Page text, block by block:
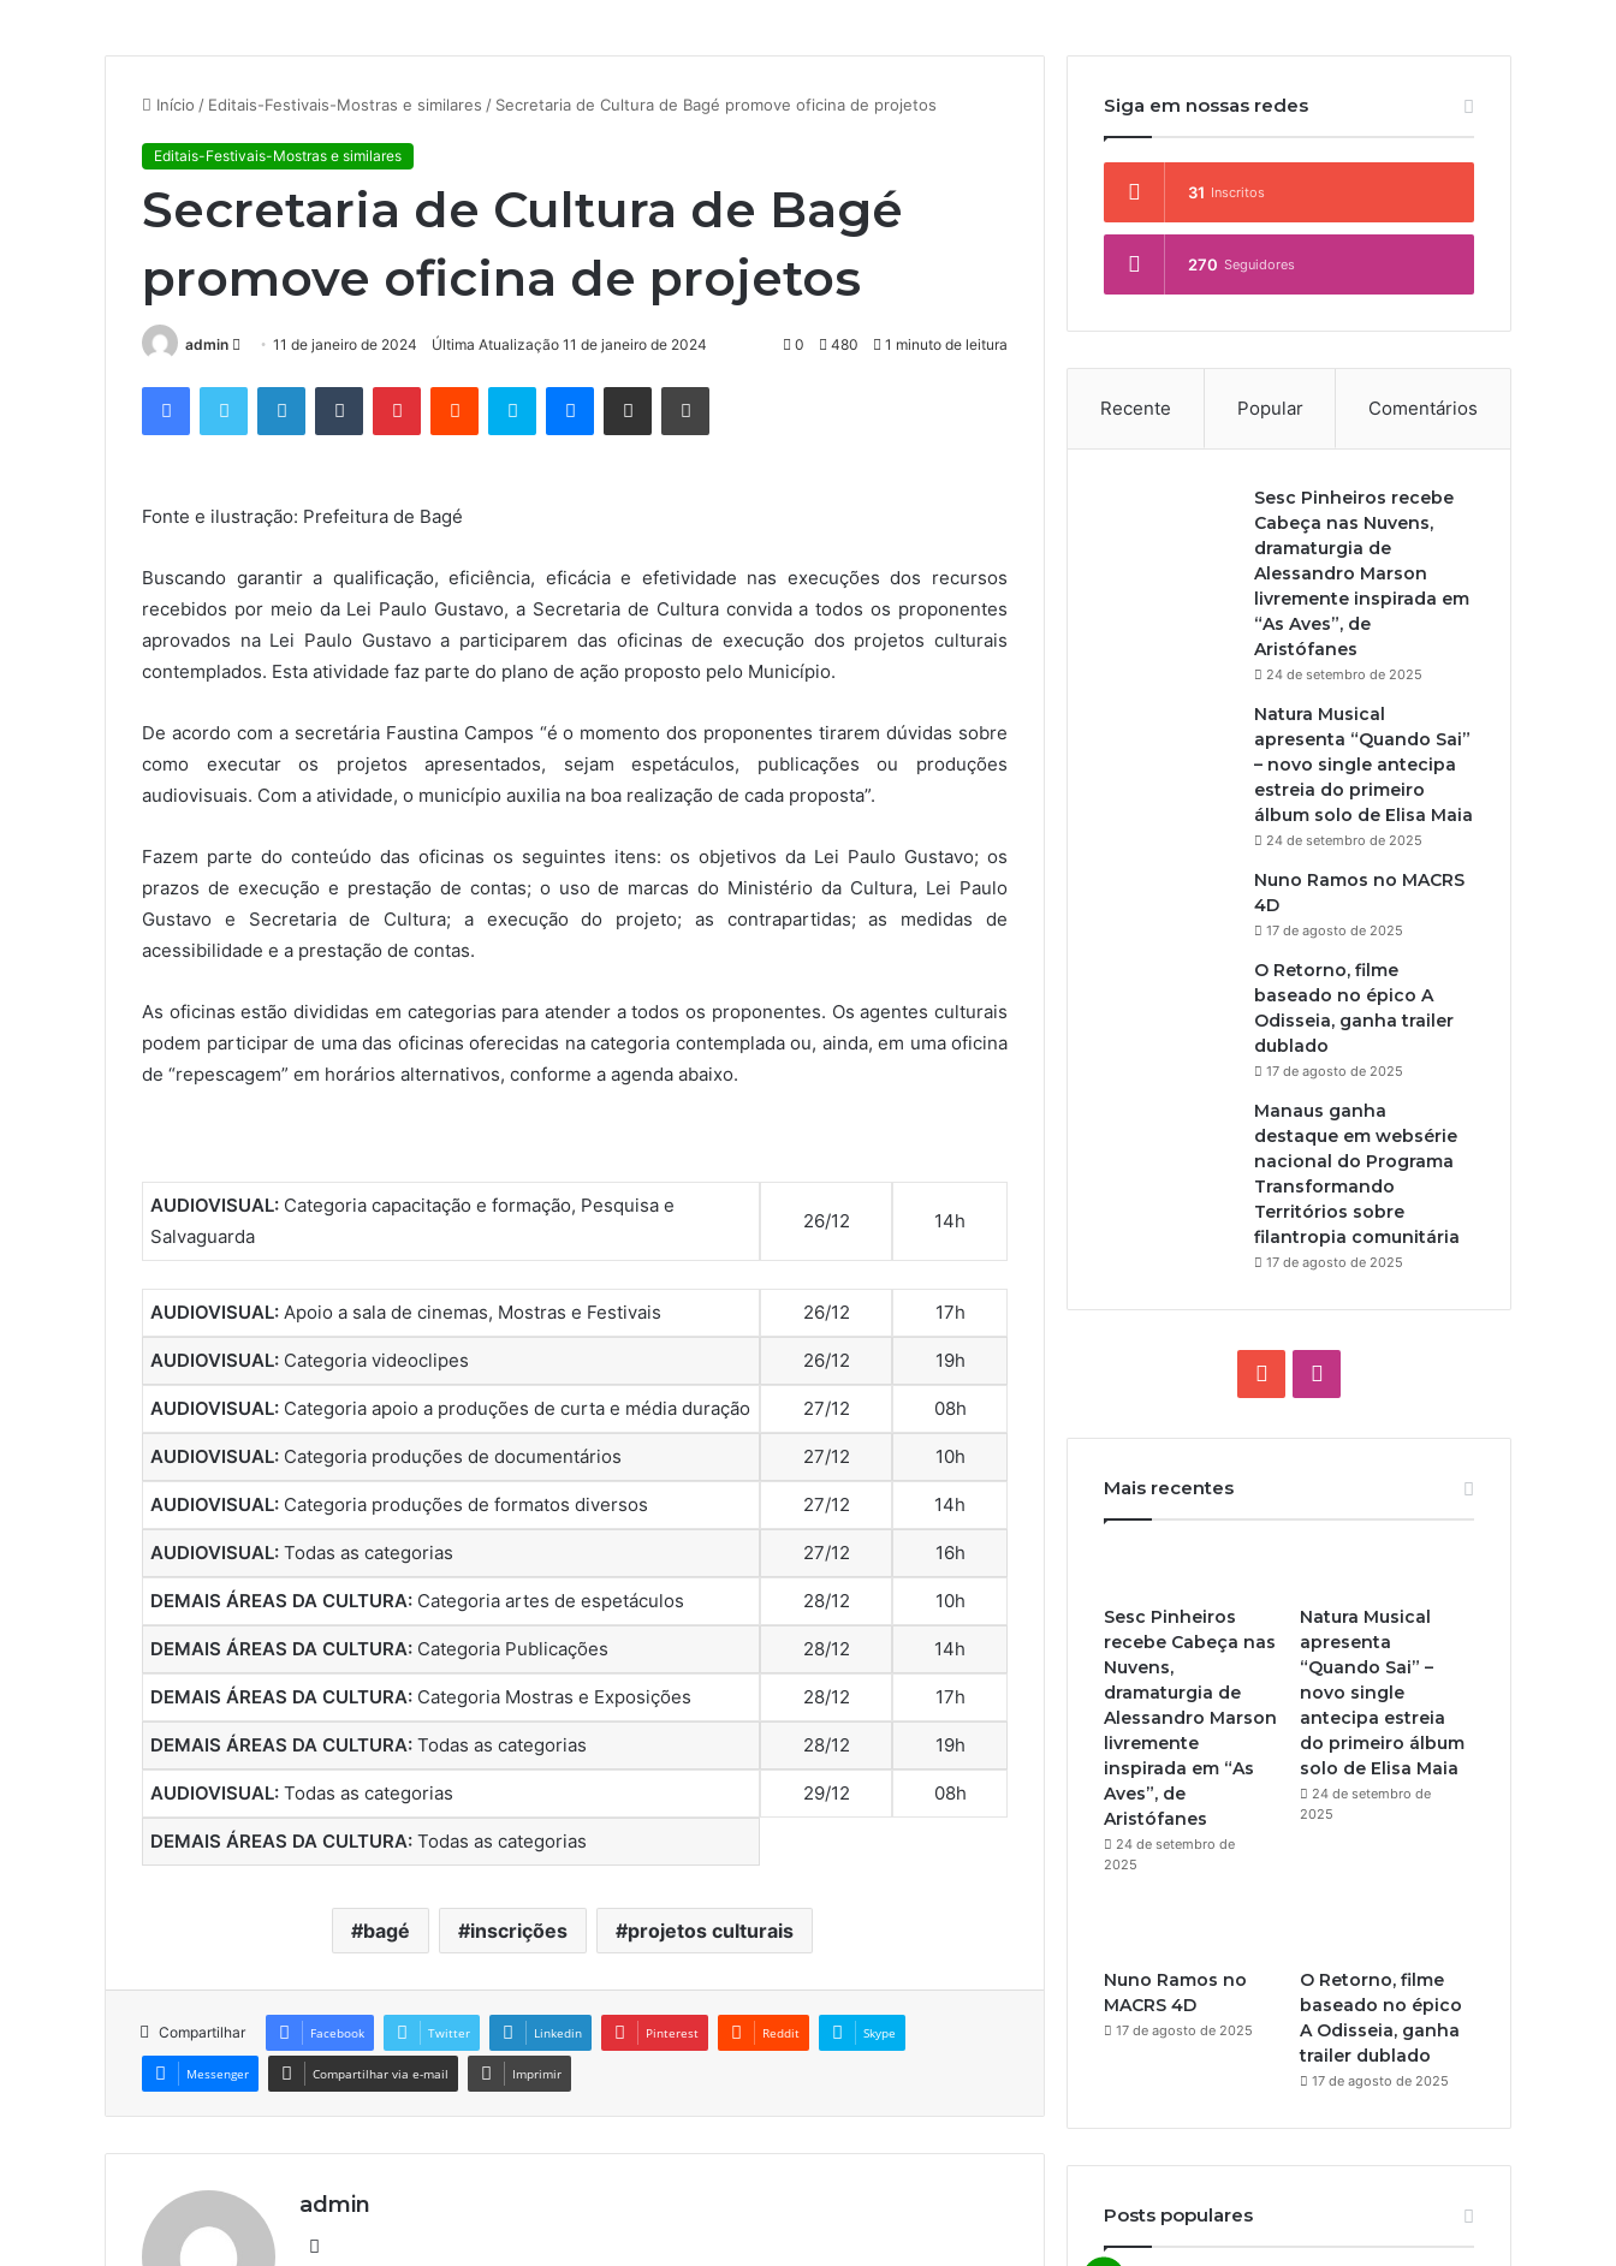
Início / Editais-Festivais-Mostras e similares / Secretaria de Cultura de Bagé promove oficina de projetos
Editais-Festivais-Mostras e similares
Secretaria de Cultura de Bagé
promove oficina de projetos
admin
d
m
-
m
a
11 de janeiro de 2024 Última Atualização 11 de janeiro de 2024 0 480 1 minuto de leitura
Fonte e ilustração: Prefeitura de Bagé
Buscando garantir a qualificação, eficiência, eficácia e efetividade nas execuções dos recursos
recebidos por meio da Lei Paulo Gustavo, a Secretaria de Cultura convida a todos os proponentes
aprovados na Lei Paulo Gustavo a participarem das oficinas de execução dos projetos culturais
contemplados. Esta atividade faz parte do plano de ação proposto pelo Município.
De acordo com a secretária Faustina Campos “é o momento dos proponentes tirarem dúvidas sobre
como executar os projetos apresentados, sejam espetáculos, publicações ou produções
audiovisuais. Com a atividade, o município auxilia na boa realização de cada proposta”.
Fazem parte do conteúdo das oficinas os seguintes itens: os objetivos da Lei Paulo Gustavo; os
prazos de execução e prestação de contas; o uso de marcas do Ministério da Cultura, Lei Paulo
Gustavo e Secretaria de Cultura; a execução do projeto; as contrapartidas; as medidas de
acessibilidade e a prestação de contas.
As oficinas estão divididas em categorias para atender a todos os proponentes. Os agentes culturais
podem participar de uma das oficinas oferecidas na categoria contemplada ou, ainda, em uma oficina
de “repescagem” em horários alternativos, conforme a agenda abaixo.
AUDIOVISUAL: Categoria capacitação e formação, Pesquisa e
Salvaguarda
26/12 14h
AUDIOVISUAL: Apoio a sala de cinemas, Mostras e Festivais 26/12 17h
AUDIOVISUAL: Categoria videoclipes 26/12 19h
AUDIOVISUAL: Categoria apoio a produções de curta e média duração 27/12 08h
AUDIOVISUAL: Categoria produções de documentários 27/12 10h
AUDIOVISUAL: Categoria produções de formatos diversos 27/12 14h
AUDIOVISUAL: Todas as categorias 27/12 16h
DEMAIS ÁREAS DA CULTURA: Categoria artes de espetáculos 28/12 10h
DEMAIS ÁREAS DA CULTURA: Categoria Publicações 28/12 14h
DEMAIS ÁREAS DA CULTURA: Categoria Mostras e Exposições 28/12 17h
DEMAIS ÁREAS DA CULTURA: Todas as categorias 28/12 19h
AUDIOVISUAL: Todas as categorias 29/12 08h
DEMAIS ÁREAS DA CULTURA: Todas as categorias
bagé inscrições projetos culturais
Compartilhar Facebook Twitter Linkedin Pinterest Reddit Skype
Messenger Compartilhar via e-mail Imprimir
admin
Siga em nossas redes
31 Inscritos
270 Seguidores
Recente Popular Comentários
Sesc Pinheiros recebe
Cabeça nas Nuvens,
dramaturgia de
Alessandro Marson
livremente inspirada em
“As Aves”, de
Aristófanes
24 de setembro de 2025
Natura Musical
apresenta “Quando Sai”
– novo single antecipa
estreia do primeiro
álbum solo de Elisa Maia
24 de setembro de 2025
Nuno Ramos no MACRS
4D
17 de agosto de 2025
O Retorno, filme
baseado no épico A
Odisseia, ganha trailer
dublado
17 de agosto de 2025
Manaus ganha
destaque em websérie
nacional do Programa
Transformando
Territórios sobre
filantropia comunitária
17 de agosto de 2025
T
t
g
r
a
m
Mais recentes
Sesc Pinheiros
recebe Cabeça nas
Nuvens,
dramaturgia de
Alessandro Marson
livremente
inspirada em “As
Aves”, de
Aristófanes
24 de setembro de
2025
Natura Musical
apresenta
“Quando Sai” –
novo single
antecipa estreia
do primeiro álbum
solo de Elisa Maia
24 de setembro de
2025
Nuno Ramos no
MACRS 4D
17 de agosto de 2025
O Retorno, filme
baseado no épico
A Odisseia, ganha
trailer dublado
17 de agosto de 2025
Posts populares